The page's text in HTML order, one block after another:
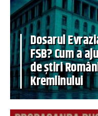
Dosarul
FSB? Cum a
de știri
Kremlinului